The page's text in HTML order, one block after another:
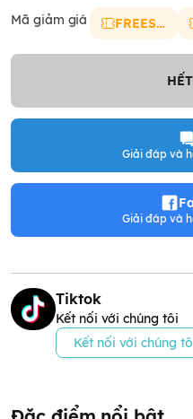
Mã giảm giá FREESHIP
Giải đáp và
Giải đáp và
Tiktok
Kết nối với chúng tôi
Kết nối với chúng